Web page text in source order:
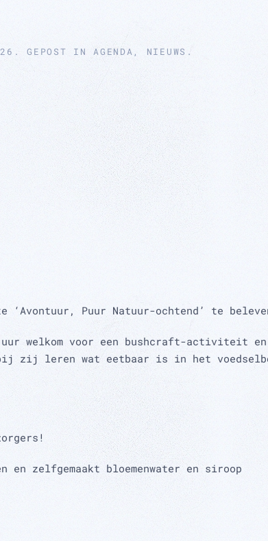
. GEPOST INAGENDA , NIEUWS .
Puur Natuur-ochtend’ te
welkom voor een bushcraft-activiteit en
zij leren wat eetbaar is in het
zelfgemaakt bloemenwater en siroop